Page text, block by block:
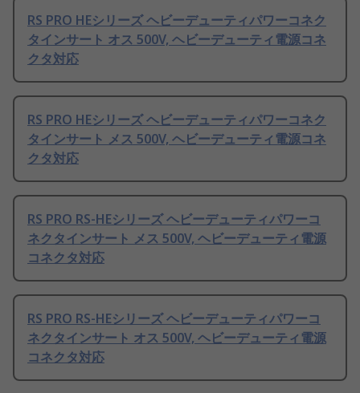
RS PRO HEシリーズ ヘビーデューティパワーコネク
タインサート オス 500V, ヘビーデューティ電源コネ
クタ対応
RS PRO HEシリーズ ヘビーデューティパワーコネク
タインサート メス 500V, ヘビーデューティ電源コネ
クタ対応
RS PRO RS-HEシリーズ ヘビーデューティパワーコ
ネクタインサート メス 500V, ヘビーデューティ電源
コネクタ対応
RS PRO RS-HEシリーズ ヘビーデューティパワーコ
ネクタインサート オス 500V, ヘビーデューティ電源
コネクタ対応